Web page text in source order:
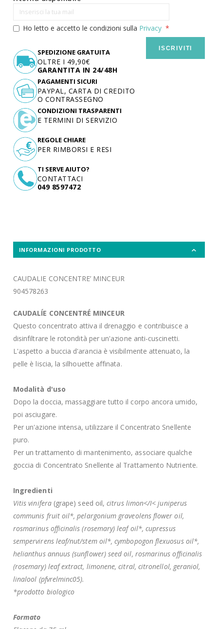
Ho letto e accetto le condizioni sulla Privacy
ISCRIVITI
SPEDIZIONE GRATUITA
OLTRE I 49,90€
GARANTITA IN 24/48H
TI SERVE AIUTO?
CONTATTACI
049 8597472
PAGAMENTI SICURI
PAYPAL, CARTA DI CREDITO
O CONTRASSEGNO
CONDIZIONI TRASPARENTI
E TERMINI DI SERVIZIO
REGOLE CHIARE
PER RIMBORSI E RESI
INFORMAZIONI PRODOTTO
CAUDALIE CONCENTRE’ MINCEUR
904578263
CAUDALÍE CONCENTRÉ MINCEUR
Questo concentrato attiva il drenaggio e contribuisce a
disinfiltrare le rotondità per un'azione anti-cuscinetti.
L'aspetto a buccia d'arancia è visibilmente attenuato, la
pelle è liscia, la silhouette affinata.
Modalità d'uso
Dopo la doccia, massaggiare tutto il corpo ancora umido,
poi asciugare.
Per un'azione intensa, utilizzare il Concentrato Snellente
puro.
Per un trattamento di mantenimento, associare qualche
goccia di Concentrato Snellente al Trattamento Nutriente.
Ingredienti
Vitis vinifera(grape) seed oil,citrus limon</I< juniperus
communis fruit oil*, pelargonium graveolens flower oil,
rosmarinus officinalis (rosemary) leaf oil*, cupressus
sempervirens leaf/nut/stem oil*, cymbopogon flexuosus oil*,
helianthus annuus (sunflower) seed oil, rosmarinus officinalis
(rosemary) leaf extract, limonene, citral, citronellol, geraniol,
linalool (pfvrelminc05).
*prodotto biologico
Formato